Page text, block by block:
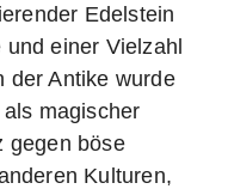
Edelstein
einer Vielzahl
der Antike wurde
magischer
gegen böse
Kulturen,